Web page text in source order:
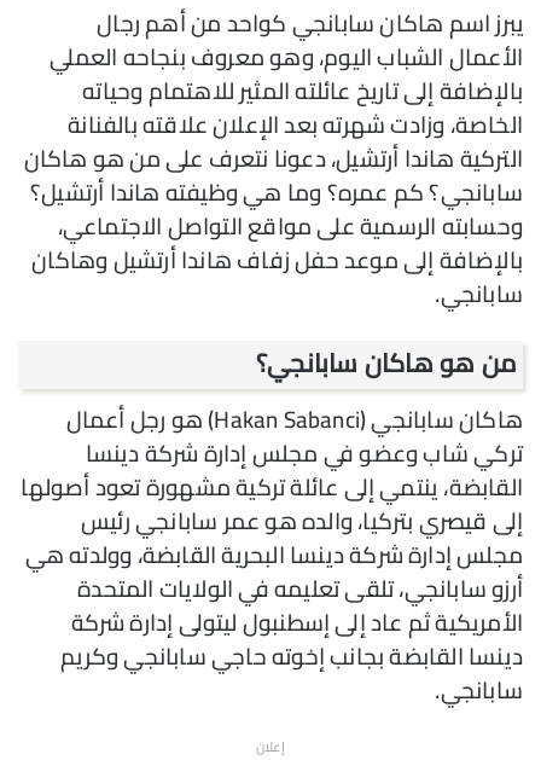
يبرز اسم هاكان سابانجي كواحد من أهم رجال
الأعمال الشباب اليوم، وهو معروف بنجاحه العملي
بالإضافة إلى تاريخ عائلته المثير للاهتمام وحياته
الخاصة، وزادت شهرته بعد الإعلان علاقته بالفنانة
التركية هاندا أرتشيل، دعونا نتعرف على من هو هاكان
سابانجي؟ كم عمره؟ وما هي وظيفته هاندا أرتشيل؟
وحسابته الرسمية على مواقع التواصل الاجتماعي،
بالإضافة إلى موعد حفل زفاف هاندا أرتشيل وهاكان
سابانجي.
من هو هاكان سابانجي؟
هاكان سابانجي (Hakan Sabanci) هو رجل أعمال
تركي شاب وعضو في مجلس إدارة شركة دينسا
القابضة، ينتمي إلى عائلة تركية مشهورة تعود أصولها
إلى قيصري بتركيا، والده هو عمر سابانجي رئيس
مجلس إدارة شركة دينسا البحرية القابضة، وولدته هي
أرزو سابانجي، تلقى تعليمه في الولايات المتحدة
الأمريكية ثم عاد إلى إسطنبول ليتولى إدارة شركة
دينسا القابضة بجانب إخوته حاجي سابانجي وكريم
سابانجي.
إعلان